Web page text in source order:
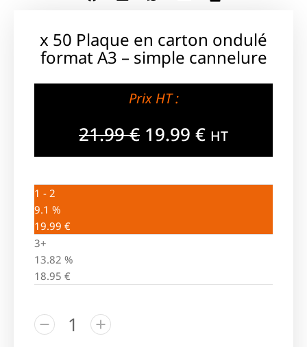
x 50 Plaque en carton ondulé
format A3 – simple cannelure
Prix HT :
21.99€ 19.99 € HT
1 - 2
9.1 %
19.99 €
3+
13.82 %
18.95 €